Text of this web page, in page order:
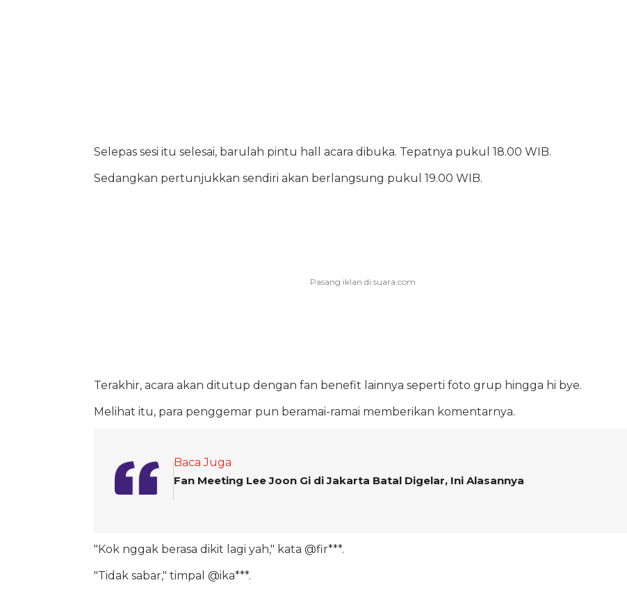
Selepas sesi itu selesai, barulah pintu hall acara dibuka. Tepatnya pukul 18.00 WIB.
Sedangkan pertunjukkan sendiri akan berlangsung pukul 19.00 WIB.
Terakhir, acara akan ditutup dengan fan benefit lainnya seperti foto grup hingga hi bye.
Melihat itu, para penggemar pun beramai-ramai memberikan komentarnya.
Baca Juga
Fan Meeting Lee Joon Gi di Jakarta Batal Digelar, Ini Alasannya
"Kok nggak berasa dikit lagi yah," kata @fir***.
"Tidak sabar," timpal @ika***.